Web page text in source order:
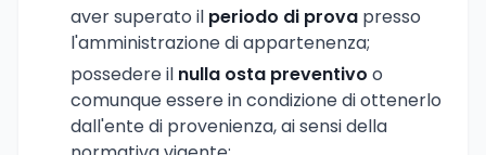
aver superato il periodo di prova presso
l'amministrazione di appartenenza;
possedere il nulla osta preventivo o
comunque essere in condizione di ottenerlo
dall'ente di provenienza, ai sensi della